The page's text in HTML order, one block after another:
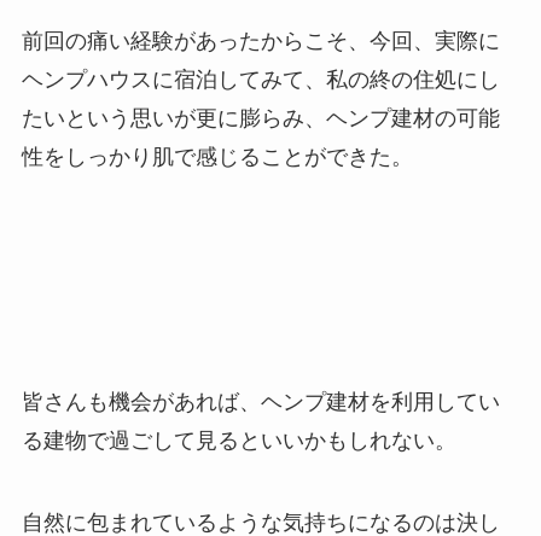
前回の痛い経験があったからこそ、今回、実際に
ヘンプハウスに宿泊してみて、私の終の住処にし
たいという思いが更に膨らみ、ヘンプ建材の可能
性をしっかり肌で感じることができた。
皆さんも機会があれば、ヘンプ建材を利用してい
る建物で過ごして見るといいかもしれない。
自然に包まれているような気持ちになるのは決し